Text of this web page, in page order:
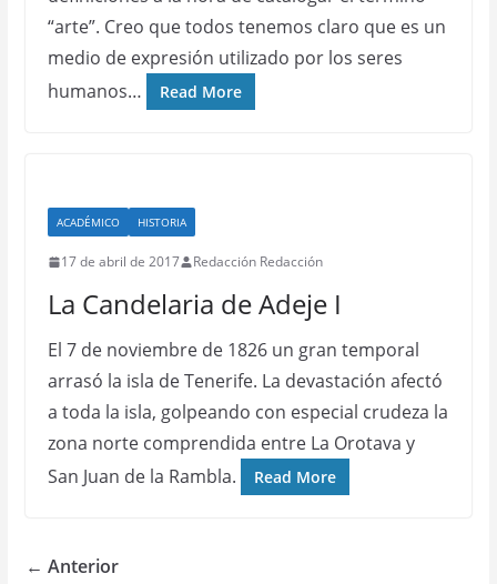
“arte”. Creo que todos tenemos claro que es un
medio de expresión utilizado por los seres
humanos…
Read More
ACADÉMICO HISTORIA
17 de abril de 2017 Redacción Redacción
La Candelaria de Adeje I
El 7 de noviembre de 1826 un gran temporal
arrasó la isla de Tenerife. La devastación afectó
a toda la isla, golpeando con especial crudeza la
zona norte comprendida entre La Orotava y
San Juan de la Rambla.
Read More
← Anterior